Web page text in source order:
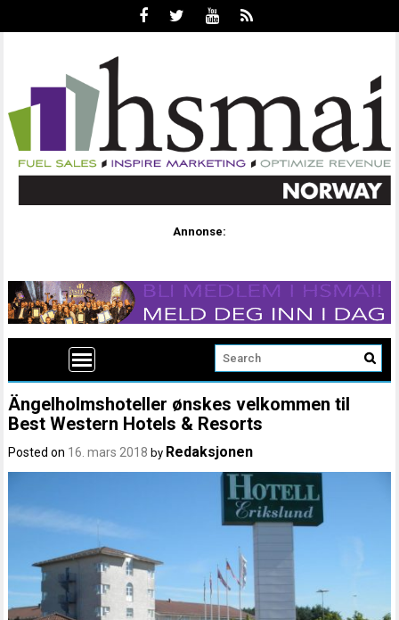
Annonse:
Ängelholmshoteller ønskes velkommen til
Best Western Hotels & Resorts
Posted on 16. mars 2018 by Redaksjonen